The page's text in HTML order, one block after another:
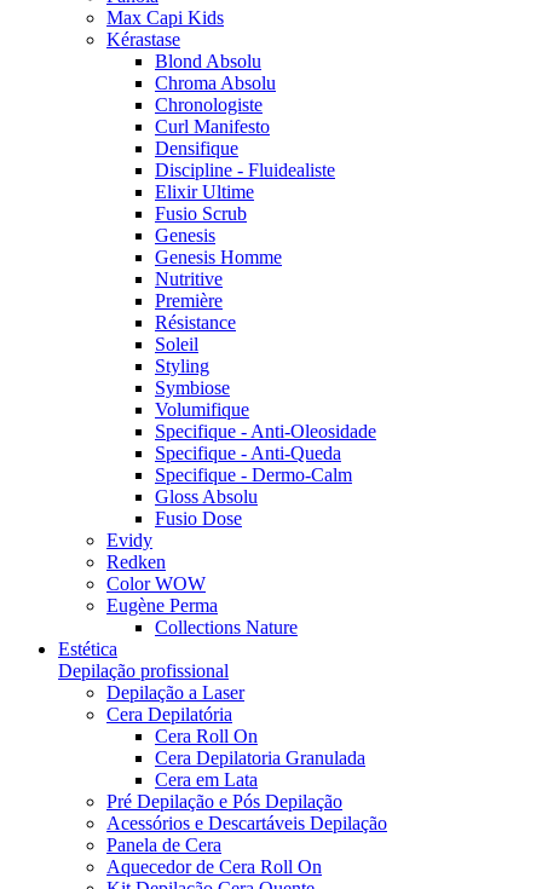
Max Capi Kids
Kérastase
Blond Absolu
Chroma Absolu
Chronologiste
Curl Manifesto
Densifique
Discipline - Fluidealiste
Elixir Ultime
Fusio Scrub
Genesis
Genesis Homme
Nutritive
Première
Résistance
Soleil
Styling
Symbiose
Volumifique
Specifique - Anti-Oleosidade
Specifique - Anti-Queda
Specifique - Dermo-Calm
Gloss Absolu
Fusio Dose
Evidy
Redken
Color WOW
Eugène Perma
Collections Nature
Estética
Depilação profissional
Depilação a Laser
Cera Depilatória
Cera Roll On
Cera Depilatoria Granulada
Cera em Lata
Pré Depilação e Pós Depilação
Acessórios e Descartáveis Depilação
Panela de Cera
Aquecedor de Cera Roll On